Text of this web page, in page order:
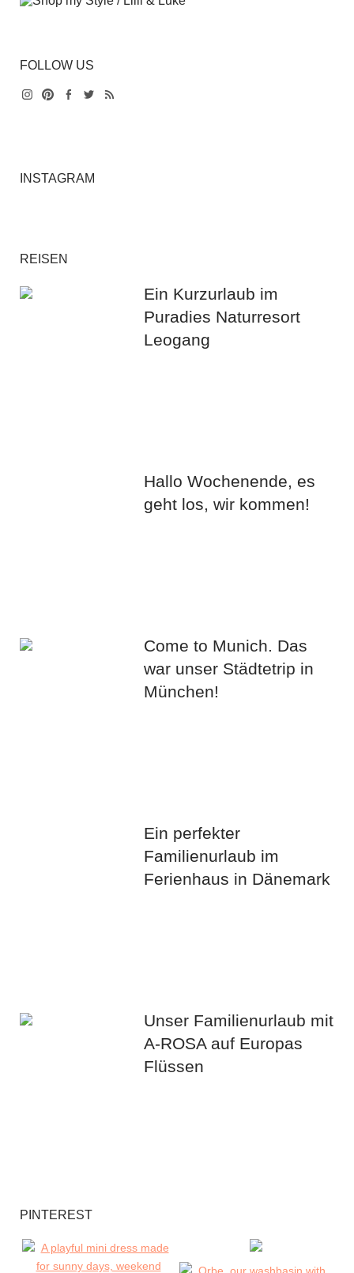
FOLLOW US
INSTAGRAM
REISEN
Ein Kurzurlaub im
Puradies Naturresort
Leogang
Hallo Wochenende, es
geht los, wir kommen!
Come to Munich. Das
war unser Städtetrip in
München!
Ein perfekter
Familienurlaub im
Ferienhaus in Dänemark
Unser Familienurlaub mit
A-ROSA auf Europas
Flüssen
PINTEREST